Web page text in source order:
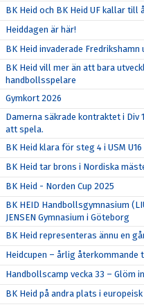
BK Heid och BK Heid UF kallar till
Heiddagen är här!
BK Heid invaderade Fredrikshamn
BK Heid vill mer än att bara
handbollsspelare
Gymkort 2026
Damerna säkrade kontraktet i Div
att spela.
BK Heid klara för steg 4 i USM U16
BK Heid tar brons i Nordiska
BK Heid - Norden Cup 2025
BK HEID Handbollsgymnasium
JENSEN Gymnasium i Göteborg
BK Heid representeras ännu en
Heidcupen – årlig återkommande
Handbollscamp vecka 33 – Glöm
BK Heid på andra plats i